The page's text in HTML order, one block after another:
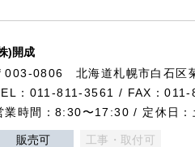
)開成
003-0806 北海道札幌市白石区
：011-811-3561 / FAX：
業時間：8:30〜17:30 / 定休日：
販売可 工事・取付可